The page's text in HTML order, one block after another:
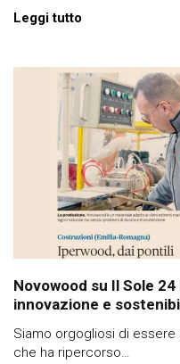
Leggi tutto
Novowood su Il Sole
innovazione e
Siamo orgogliosi di essere
che ha ripercorso…